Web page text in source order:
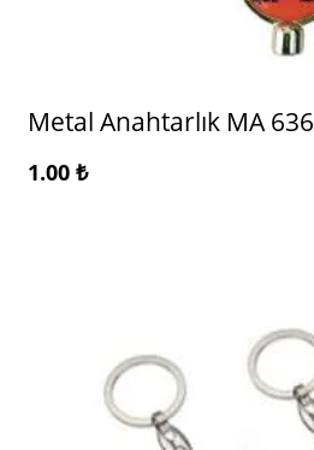
Metal Anahtarlık MA 636
1.00 ₺